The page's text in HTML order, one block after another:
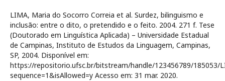
LIMA, Maria do Socorro Correia et al. Surdez, bilinguismo e
inclusão: entre o dito, o pretendido e o feito. 2004. 271 f. Tese
(Doutorado em Linguística Aplicada) – Universidade Estadual
de Campinas, Instituto de Estudos da Linguagem, Campinas,
SP, 2004. Disponível em:
https://repositorio.ufsc.br/bitstream/handle/123456789/185053/
sequence=1&isAllowed=y Acesso em: 31 mar. 2020.